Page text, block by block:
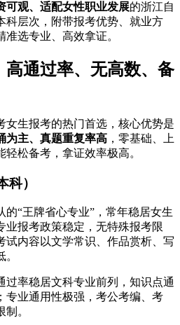
可观、适配女性职业发展的浙江自
科层次，附带报考优势、就业方
选专业、高效拿证。
高通过率、无高数、备
女生报考的热门首选，核心优势是
为主、真题重复率高 ，零基础、上
松备考，拿证效率极高。
科）
“王牌省心专业”，常年稳居女生
业报考政策稳定，无特殊报考限
试内容以文学常识、作品赏析、写
过率稳居文科专业前列，知识点通
专业通用性极强，考公考编、考
。